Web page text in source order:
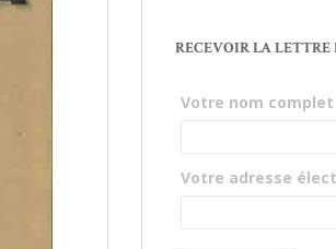
RECEVOIR LA
Votre nom complet
Votre adresse